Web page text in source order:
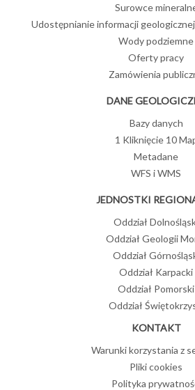
Surowce
Udostępnianie informacji
Wody podziemne
Oferty pracy
Zamówienia
DANE
Bazy danych
1 Kliknięcie 10
Metadane
WFS i WMS
JEDNOSTKI
Oddział
Oddział Geologii
Oddział
Oddział Karpacki
Oddział Pomorski
Oddział
KONTAKT
Warunki korzystania z
Pliki cookies
Polityka